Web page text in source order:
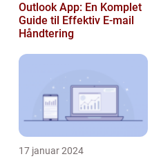
Outlook App: En Komplet
Guide til Effektiv E-mail
Håndtering
17 januar 2024